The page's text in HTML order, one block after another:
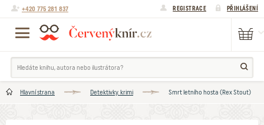
+420 775 281 837 REGISTRACE PŘIHLÁŠENÍ
Hlavní strana Detektivky. krimi Smrt letního hosta (Rex Stout)